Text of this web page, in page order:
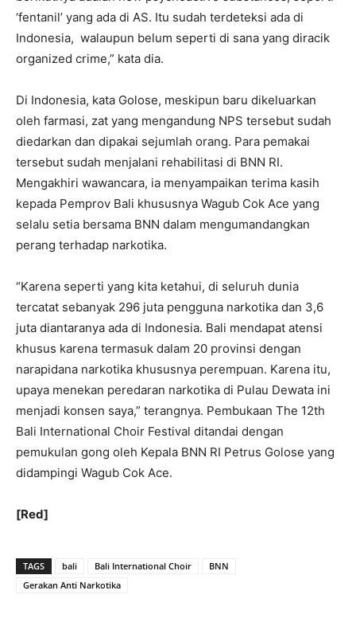
‘fentanil’ yang ada di AS. Itu sudah terdeteksi ada di
Indonesia, walaupun belum seperti di sana yang diracik
organized crime,” kata dia.
Di Indonesia, kata Golose, meskipun baru dikeluarkan
oleh farmasi, zat yang mengandung NPS tersebut sudah
diedarkan dan dipakai sejumlah orang. Para pemakai
tersebut sudah menjalani rehabilitasi di BNN RI.
Mengakhiri wawancara, ia menyampaikan terima kasih
kepada Pemprov Bali khususnya Wagub Cok Ace yang
selalu setia bersama BNN dalam mengumandangkan
perang terhadap narkotika.
“Karena seperti yang kita ketahui, di seluruh dunia
tercatat sebanyak 296 juta pengguna narkotika dan 3,6
juta diantaranya ada di Indonesia. Bali mendapat atensi
khusus karena termasuk dalam 20 provinsi dengan
narapidana narkotika khususnya perempuan. Karena itu,
upaya menekan peredaran narkotika di Pulau Dewata ini
menjadi konsen saya,” terangnya. Pembukaan The 12th
Bali International Choir Festival ditandai dengan
pemukulan gong oleh Kepala BNN RI Petrus Golose yang
didampingi Wagub Cok Ace.
[Red]
TAGS bali Bali International Choir
BNN
Gerakan Anti Narkotika